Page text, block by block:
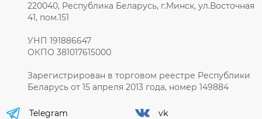
220040, Республика Беларусь, г.Минск, ул.Восточная
41, пом.151
УНП 191886647
ОКПО 381017615000
Зарегистрирован в торговом реестре Республики
Беларусь от 15 апреля 2013 года, номер 149884
Telegram vk